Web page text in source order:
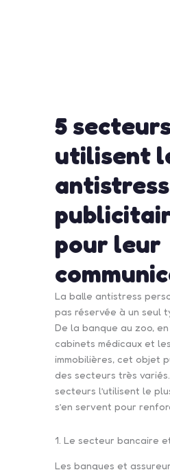
5
utilisent
antistress
pour leur
La balle antistress
pas réservée à un seul
De la banque au zoo,
cabinets médicaux et
immobilières, cet objet
des secteurs très
secteurs l’utilisent le
s’en servent pour
1. Le secteur bancaire
Les banques et